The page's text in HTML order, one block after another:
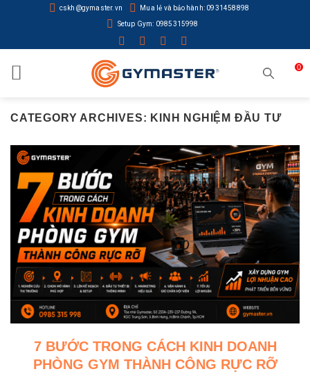
cskh@gymaster.vn Mua lẻ và bảo hành: 0931458898
Setup Gym: 0985315998
0
CATEGORY ARCHIVES: KINH NGHIỆM ĐẦU TƯ
7 BƯỚC TRONG CÁCH KINH DOANH
PHÒNG GYM THÀNH CÔNG RỰC RỠ